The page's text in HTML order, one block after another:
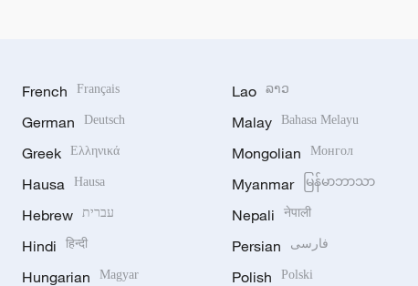
French Français
German Deutsch
Greek Ελληνικά
Hausa Hausa
Hebrew עברית
Hindi हिन्दी
Hungarian Magyar
Lao ລາວ
Malay Bahasa Melayu
Mongolian Монгол
Myanmar မြန်မာဘာသာ
Nepali नेपाली
Persian فارسی
Polish Polski